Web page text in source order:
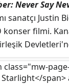
Müzik
En İyi Kadın
kısa süre
Ball Tour
West
Never Say
sanatçı Justin
konser filmi.